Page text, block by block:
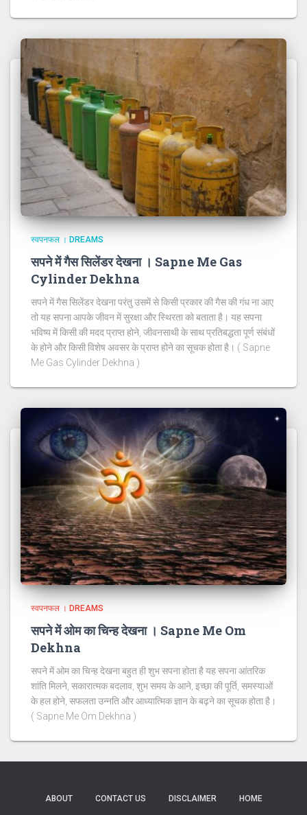
स्वपनफल । DREAMS
सपने में गैस सिलेंडर देखना । Sapne Me Gas
Cylinder Dekhna
सपने में गैस सिलेंडर देखना परंतु उसमें से किसी प्रकार की गैस की गंध ना आए
तो यह सपना आपके जीवन में सुरक्षा और स्थिरता को बताता है। यह सपना
भविष्य में किसी की मदद प्राप्त होने, जीवनसाथी के साथ प्रतिबद्धता पूर्ण संबंधों
के होने और किसी विशेष अवसर के प्राप्त होने का सूचक होता है। ( Sapne
Me Gas Cylinder Dekhna )
स्वपनफल । DREAMS
सपने में ओम का चिन्ह देखना । Sapne Me Om
Dekhna
सपने में ओम का चिन्ह देखना बहुत ही शुभ सपना होता है यह सपना आंतरिक
शांति मिलने, सकारात्मक बदलाव, शुभ समय के आने, इच्छा की पूर्ति, समस्याओं
के हल होने, सफलता उन्नति और आध्यात्मिक ज्ञान के बढ़ने का सूचक होता है।
( Sapne Me Om Dekhna )
ABOUT CONTACT US DISCLAIMER HOME